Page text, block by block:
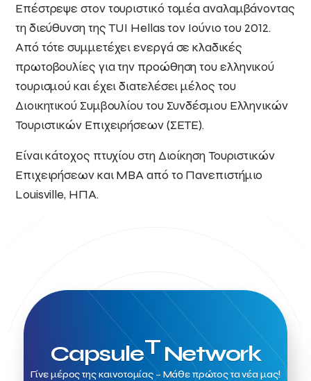
Επέστρεψε στον τουριστικό τομέα αναλαμβάνοντας
τη διεύθυνση της TUI Hellas τον Ιούνιο του 2012.
Από τότε συμμετέχει ενεργά σε κλαδικές
πρωτοβουλίες για την προώθηση του ελληνικού
τουρισμού και έχει διατελέσει μέλος του
Διοικητικού Συμβουλίου του Συνδέσμου Ελληνικών
Τουριστικών Επιχειρήσεων (ΣΕΤΕ).
Είναι κάτοχος πτυχίου στη Διοίκηση Τουριστικών
Επιχειρήσεων και MBA από το Πανεπιστήμιο
Louisville, ΗΠΑ.
CapsuleTNetwork
Γίνε μέρος της καινοτομίας – Μάθε πρώτος τα νέα μας!